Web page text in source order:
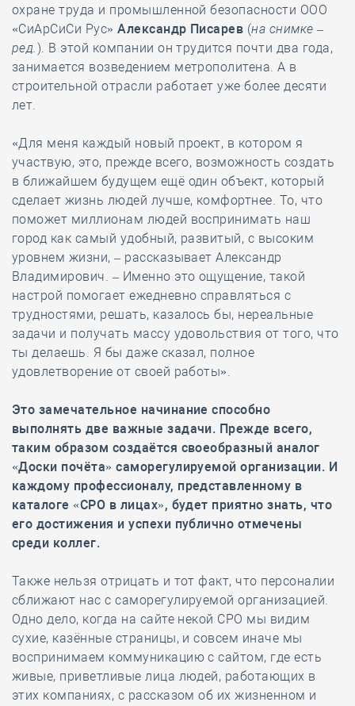
охране труда и промышленной безопасности ООО
«СиАрСиСи Рус»Александр Писарев (на снимке –
ред.). В этой компании он трудится почти два года,
занимается возведением метрополитена. А в
строительной отрасли работает уже более десяти
лет.
«Для меня каждый новый проект, в котором я
участвую, это, прежде всего, возможность создать
в ближайшем будущем ещё один объект, который
сделает жизнь людей лучше, комфортнее. То, что
поможет миллионам людей воспринимать наш
город как самый удобный, развитый, с высоким
уровнем жизни, – рассказывает Александр
Владимирович. – Именно это ощущение, такой
настрой помогает ежедневно справляться с
трудностями, решать, казалось бы, нереальные
задачи и получать массу удовольствия от того, что
ты делаешь. Я бы даже сказал, полное
удовлетворение от своей работы».
Это замечательное начинание способно
выполнять две важные задачи. Прежде всего,
таким образом создаётся своеобразный аналог
«Доски почёта» саморегулируемой организации. И
каждому профессионалу, представленному в
каталоге «СРО в лицах», будет приятно знать, что
его достижения и успехи публично отмечены
среди коллег.
Также нельзя отрицать и тот факт, что персоналии
сближают нас с саморегулируемой организацией.
Одно дело, когда на сайте некой СРО мы видим
сухие, казённые страницы, и совсем иначе мы
воспринимаем коммуникацию с сайтом, где есть
живые, приветливые лица людей, работающих в
этих компаниях, с рассказом об их жизненном и